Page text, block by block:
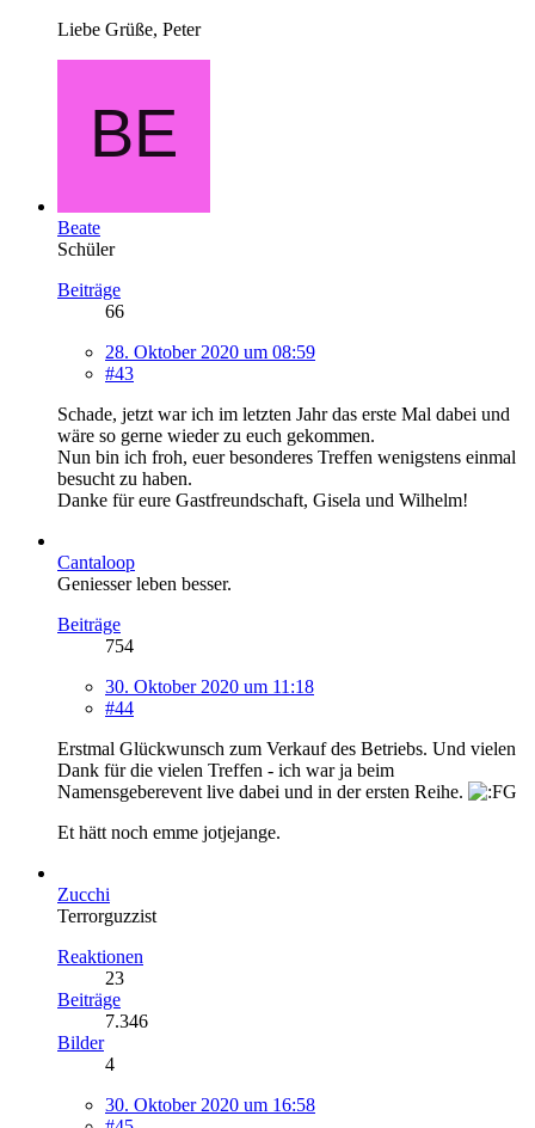
Liebe Grüße, Peter
Beate
Schüler
Beiträge
66
28. Oktober 2020 um 08:59
#43
Schade, jetzt war ich im letzten Jahr das erste Mal dabei und
wäre so gerne wieder zu euch gekommen.
Nun bin ich froh, euer besonderes Treffen wenigstens einmal
besucht zu haben.
Danke für eure Gastfreundschaft, Gisela und Wilhelm!
Cantaloop
Geniesser leben besser.
Beiträge
754
30. Oktober 2020 um 11:18
#44
Erstmal Glückwunsch zum Verkauf des Betriebs. Und vielen
Dank für die vielen Treffen - ich war ja beim
Namensgeberevent live dabei und in der ersten Reihe.
Et hätt noch emme jotjejange.
Zucchi
Terrorguzzist
Reaktionen
23
Beiträge
7.346
Bilder
4
30. Oktober 2020 um 16:58